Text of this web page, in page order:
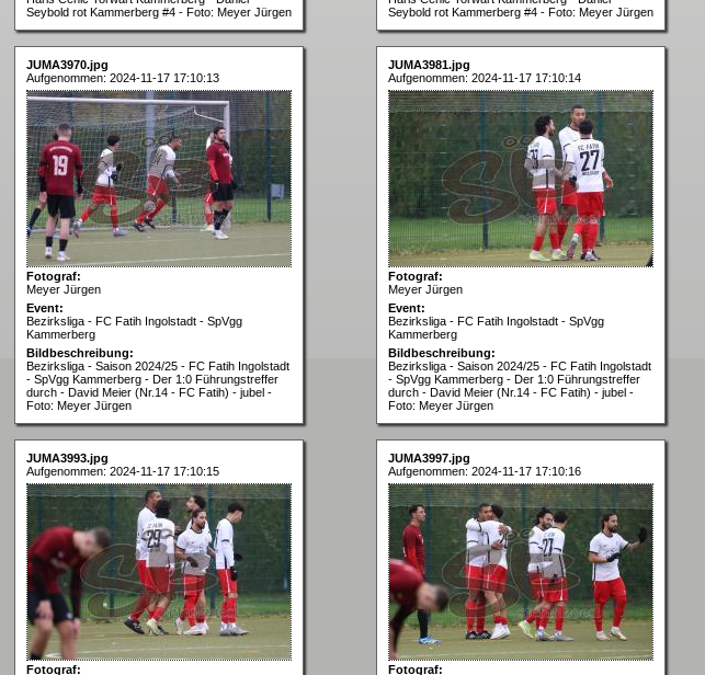
Seybold rot Kammerberg #4 - Foto: Meyer Jürgen
Seybold rot Kammerberg #4 - Foto: Meyer Jürgen
JUMA3970.jpg
Aufgenommen: 2024-11-17 17:10:13
Fotograf:
Meyer Jürgen
Event:
Bezirksliga - FC Fatih Ingolstadt - SpVgg
Kammerberg
Bildbeschreibung:
Bezirksliga - Saison 2024/25 - FC Fatih Ingolstadt
- SpVgg Kammerberg - Der 1:0 Führungstreffer
durch - David Meier (Nr.14 - FC Fatih) - jubel -
Foto: Meyer Jürgen
JUMA3981.jpg
Aufgenommen: 2024-11-17 17:10:14
Fotograf:
Meyer Jürgen
Event:
Bezirksliga - FC Fatih Ingolstadt - SpVgg
Kammerberg
Bildbeschreibung:
Bezirksliga - Saison 2024/25 - FC Fatih Ingolstadt
- SpVgg Kammerberg - Der 1:0 Führungstreffer
durch - David Meier (Nr.14 - FC Fatih) - jubel -
Foto: Meyer Jürgen
JUMA3993.jpg
Aufgenommen: 2024-11-17 17:10:15
Fotograf:
JUMA3997.jpg
Aufgenommen: 2024-11-17 17:10:16
Fotograf: